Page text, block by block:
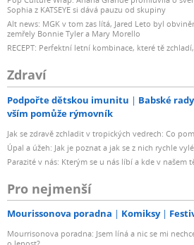
Sophia z KATSEYE si dává pauzu od skupiny
Alt news: MGK v tom zas lítá, Jared Leto byl
zemřely Bonnie Tyler a Mary Morello
RECEPT: Perfektní letní kombinace, které tě
Zdraví
Podpořte dětskou imunitu Babské
vším pomůže rýmovník
Jak se zdravě zchladit v tropických vedrech: Co
Úpal a úžeh: Jak je poznat a jak se z nich rychle
Parazité v nás: Kterým se u nás líbí a kde v našem
Pro nejmenší
Mourissonova poradna Komiksy
Mourrisonova poradna: Jsem líná a nic se mi